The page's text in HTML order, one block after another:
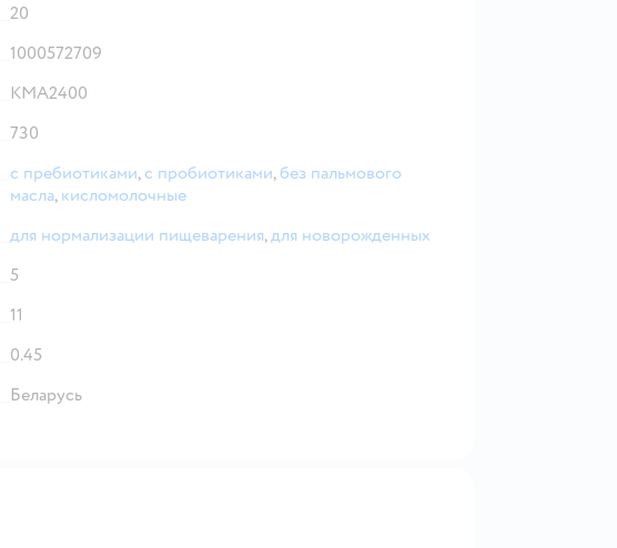
20
1000572709
КМА2400
730
с пребиотиками, с пробиотиками,без пальмового
масла, кисломолочные
для нормализации пищеварения,для новорожденных
5
11
0.45
Беларусь